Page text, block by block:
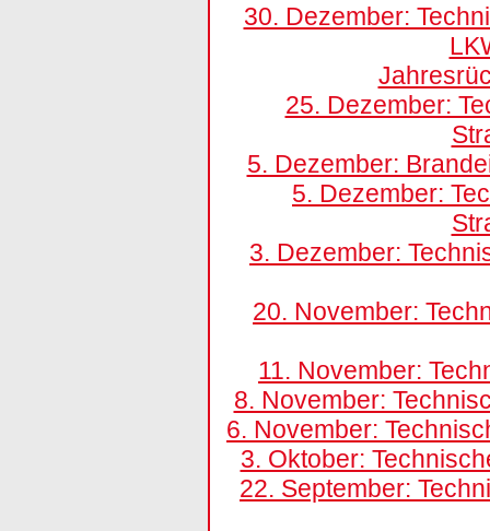
30. Dezember:
25. Dezember:
5. Dezember:
5. Dezember:
3. Dezember:
20. November:
11. November:
8. November:
6. November:
3. Oktober:
22. September: